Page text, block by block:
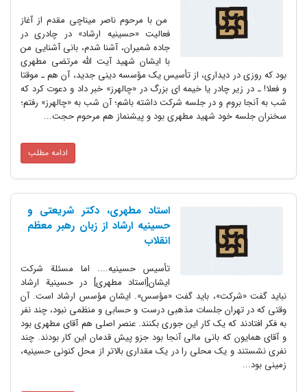
من با مرحوم ناصر میناچی مقدم از آغاز
فعالیت «حسینیه ارشاد» در چادری در
جاده شمیران، آشنا شدم، بانی آشنایی من
با ایشان شهید آیت الله مرتضی مطهری
بود که روزی در دیداری، از تأسیس یک مؤسسه دینی جدید، آن هم ـ موقتا
و فعلا! ـ در زیر چادر یا خیمه ای بزرگ در «چالهرز» خبر داد و دعوت کرد که
شب به آنجا بروم و در جلسه شرکت داشته باشم؛ آن شب به «چالهرز» رفتم؛
سخنران جلسه خود شهید مطهری بود و پیشنماز هم مرحوم حجت...
ادامه مطلب
استاد مطهری، دکتر شریعتی و
حسینیه ارشاد از زبان رهبر معظم
انقلاب
تأسیس حسینیه.... اما مسئلة شرکت
ایشان[استاد مطهری] در حسینیة ارشاد
نباید گفت «شرکت»، باید گفت «مؤسس». ایشان مؤسس ارشاد است. آن
وقتی که در تهران جلسات مذهبی درست و حسابی و منظمی نبود، چند نفر
به فکر افتادند که یک کار این جوری بکنند. عنصر اصلی هم آقای مطهری بود
و آقای همایون که بانی مالی آنجا بود جزو پیش قدمان این کار بودند. چند
نفری نشستند و یک محلی را در یک مقداری بالاتر از محل کنونی حسینیه،
زمینی بود...